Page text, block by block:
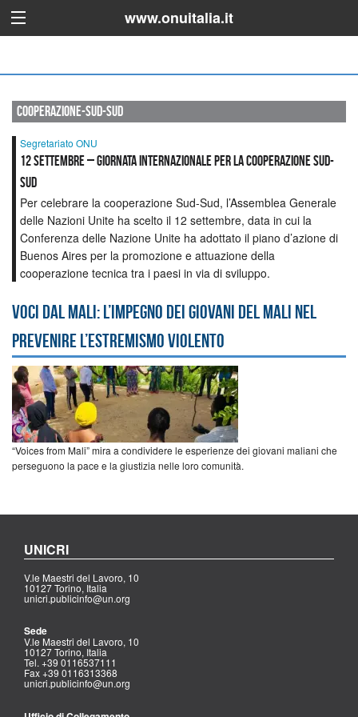
www.onuitalia.it
cooperazione-sud-sud
Segretariato ONU
12 SETTEMBRE – GIORNATA INTERNAZIONALE PER LA COOPERAZIONE SUD-
SUD
Per celebrare la cooperazione Sud-Sud, l’Assemblea Generale
delle Nazioni Unite ha scelto il 12 settembre, data in cui la
Conferenza delle Nazione Unite ha adottato il piano d’azione di
Buenos Aires per la promozione e attuazione della
cooperazione tecnica tra i paesi in via di sviluppo.
Voci dal Mali: l’impegno dei giovani del Mali nel
prevenire l’estremismo violento
“Voices from Mali” mira a condividere le esperienze dei giovani maliani che
perseguono la pace e la giustizia nelle loro comunità.
UNICRI
V.le Maestri del Lavoro, 10
10127 Torino, Italia
unicri.publicinfo@un.org
Sede
V.le Maestri del Lavoro, 10
10127 Torino, Italia
Tel. +39 0116537111
Fax +39 0116313368
unicri.publicinfo@un.org